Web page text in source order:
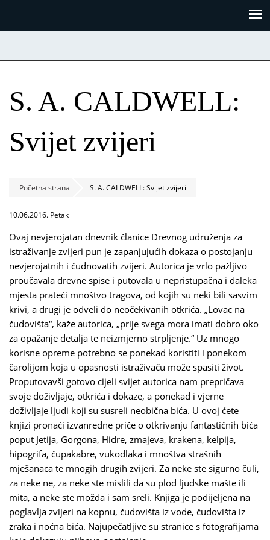
S. A. CALDWELL:
Svijet zvijeri
Početna strana S. A. CALDWELL: Svijet zvijeri
10.06.2016. Petak
Ovaj nevjerojatan dnevnik članice Drevnog udruženja za
istraživanje zvijeri pun je zapanjujućih dokaza o postojanju
nevjerojatnih i čudnovatih zvijeri. Autorica je vrlo pažljivo
proučavala drevne spise i putovala u nepristupačna i daleka
mjesta prateći mnoštvo tragova, od kojih su neki bili sasvim
krivi, a drugi je odveli do neočekivanih otkrića. „Lovac na
čudovišta“, kaže autorica, „prije svega mora imati dobro oko
za opažanje detalja te neizmjerno strpljenje.“ Uz mnogo
korisne opreme potrebno se ponekad koristiti i ponekom
čarolijom koja u opasnosti istraživaču može spasiti život.
Proputovavši gotovo cijeli svijet autorica nam prepričava
svoje doživljaje, otkrića i dokaze, a ponekad i vjerne
doživljaje ljudi koji su susreli neobična bića. U ovoj ćete
knjizi pronaći izvanredne priče o otkrivanju fantastičnih bića
poput Jetija, Gorgona, Hidre, zmajeva, krakena, kelpija,
hipogrifa, čupakabre, vukodlaka i mnoštva strašnih
mješanaca te mnogih drugih zvijeri. Za neke ste sigurno čuli,
za neke ne, za neke ste mislili da su plod ljudske mašte ili
mita, a neke ste možda i sam sreli. Knjiga je podijeljena na
poglavlja zvijeri na kopnu, čudovišta iz vode, čudovišta iz
zraka i noćna bića. Najupečatljive su stranice s fotografijama